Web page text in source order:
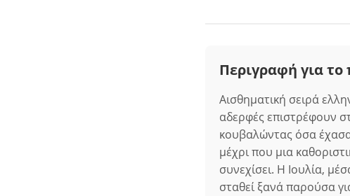
Περιγραφή για
Αισθηματική σειρά
αδερφές επιστρέφουν
κουβαλώντας όσα
μέχρι που μια
συνεχίσει. Η Ιουλία,
σταθεί ξανά παρούσα